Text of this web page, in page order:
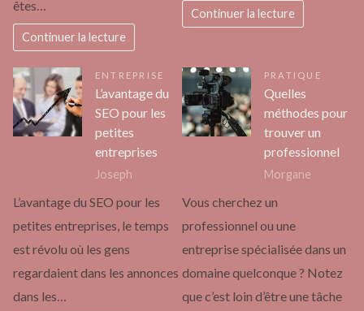
êtes…
Continuer la lecture
Continuer la lecture
ENTREPRISE
L’avantage du
SEO pour les
petites
entreprises
Joseph
L’avantage du SEO pour les
petites entreprises, le temps
est révolu où les gens
regardaient dans les annonces
dans les…
PRATIQUE
Quelles
méthodes pour
trouver un
professionnel
Morgane
Vous cherchez un
professionnel ou une
entreprise spécialisée dans un
domaine quelconque ? Notez
que c’est loin d’être une tâche